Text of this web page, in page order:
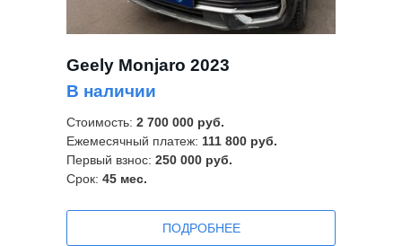
Стоимость: 2 700 000 руб.
Ежемесячный платеж: 111 800 руб.
Первый взнос: 250 000 руб.
Срок: 45 мес.
ПОДРОБНЕЕ
Geely Monjaro 2023
В наличии